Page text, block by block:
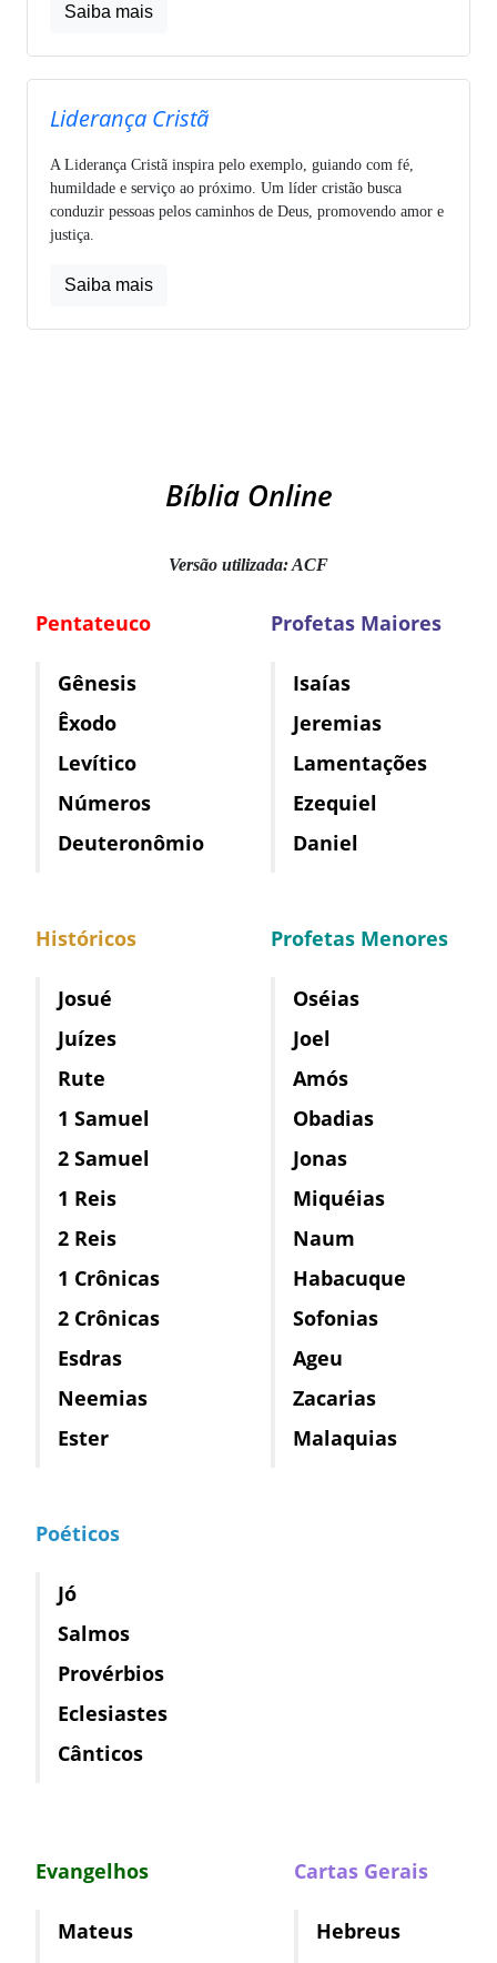
Saiba mais
Liderança Cristã
A Liderança Cristã inspira pelo exemplo, guiando com fé,
humildade e serviço ao próximo. Um líder cristão busca
conduzir pessoas pelos caminhos de Deus, promovendo amor e
justiça.
Saiba mais
Bíblia Online
Versão utilizada: ACF
Pentateuco
Gênesis
Êxodo
Levítico
Números
Deuteronômio
Históricos
Josué
Juízes
Rute
1 Samuel
2 Samuel
1 Reis
2 Reis
1 Crônicas
2 Crônicas
Esdras
Neemias
Ester
Poéticos
Jó
Salmos
Provérbios
Eclesiastes
Cânticos
Profetas Maiores
Isaías
Jeremias
Lamentações
Ezequiel
Daniel
Profetas Menores
Oséias
Joel
Amós
Obadias
Jonas
Miquéias
Naum
Habacuque
Sofonias
Ageu
Zacarias
Malaquias
Evangelhos
Mateus
Cartas Gerais
Hebreus